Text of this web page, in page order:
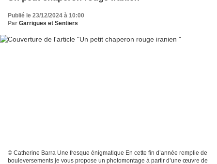
Publié le 23/12/2024 à 10:00
Par Garrigues et Sentiers
© Catherine Barra Une fresque énigmatique En cette fin d’année remplie de
bouleversements je vous propose un photomontage à partir d’une œuvre de